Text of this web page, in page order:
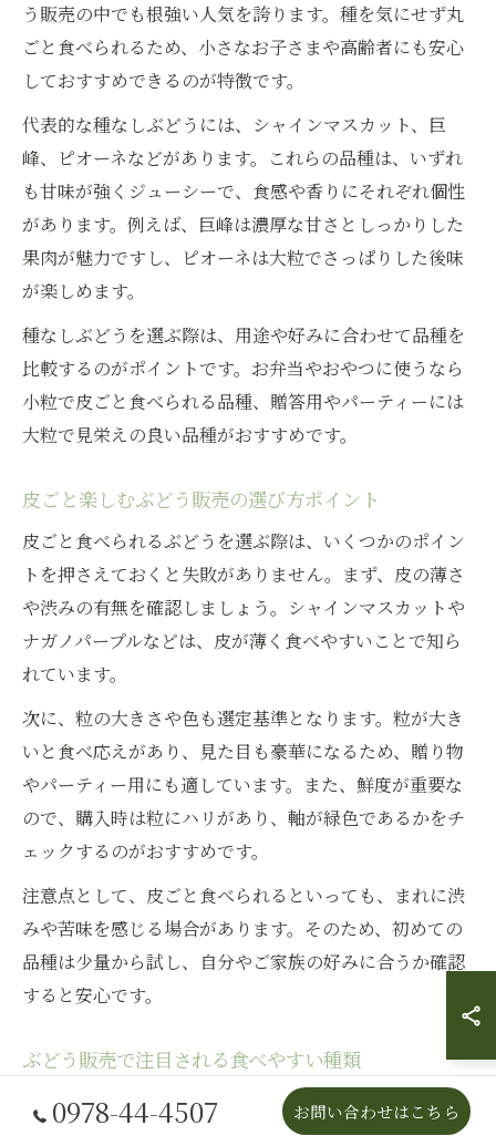
う販売の中でも根強い人気を誇ります。種を気にせず丸
ごと食べられるため、小さなお子さまや高齢者にも安心
しておすすめできるのが特徴です。
代表的な種なしぶどうには、シャインマスカット、巨
峰、ピオーネなどがあります。これらの品種は、いずれ
も甘味が強くジューシーで、食感や香りにそれぞれ個性
があります。例えば、巨峰は濃厚な甘さとしっかりした
果肉が魅力ですし、ピオーネは大粒でさっぱりした後味
が楽しめます。
種なしぶどうを選ぶ際は、用途や好みに合わせて品種を
比較するのがポイントです。お弁当やおやつに使うなら
小粒で皮ごと食べられる品種、贈答用やパーティーには
大粒で見栄えの良い品種がおすすめです。
皮ごと楽しむぶどう販売の選び方ポイント
皮ごと食べられるぶどうを選ぶ際は、いくつかのポイン
トを押さえておくと失敗がありません。まず、皮の薄さ
や渋みの有無を確認しましょう。シャインマスカットや
ナガノパープルなどは、皮が薄く食べやすいことで知ら
れています。
次に、粒の大きさや色も選定基準となります。粒が大き
いと食べ応えがあり、見た目も豪華になるため、贈り物
やパーティー用にも適しています。また、鮮度が重要な
ので、購入時は粒にハリがあり、軸が緑色であるかをチ
ェックするのがおすすめです。
注意点として、皮ごと食べられるといっても、まれに渋
みや苦味を感じる場合があります。そのため、初めての
品種は少量から試し、自分やご家族の好みに合うか確認
すると安心です。
ぶどう販売で注目される食べやすい種類
ぶどう販売で注目されている食べやすい種類は、皮ごと
食べられるものや種なし品種が中心です。近年特に人気
0978-44-4507 お問い合わせはこちら